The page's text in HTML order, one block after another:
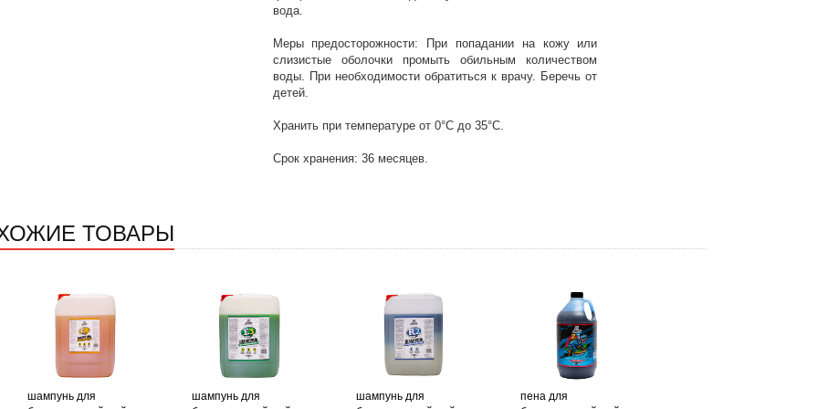
вода.
Меры предосторожности: При попадании на кожу или
слизистые оболочки промыть обильным количеством
воды. При необходимости обратиться к врачу. Беречь от
детей.
Хранить при температуре от 0°С до 35°С.
Срок хранения: 36 месяцев.
ТОВАРЫ
шампунь для
шампунь для
шампунь для
пена для